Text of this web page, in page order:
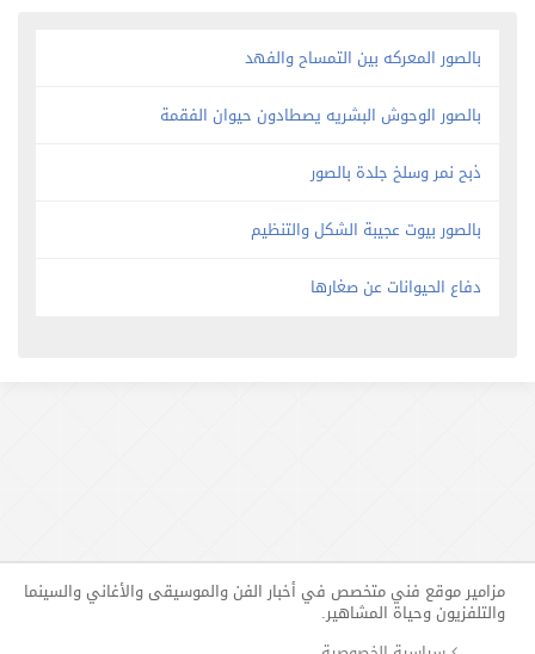
بالصور المعركه بين التمساح والفهد
بالصور الوحوش البشريه يصطادون حيوان الفقمة
ذبح نمر وسلخ جلدة بالصور
بالصور بيوت عجيبة الشكل والتنظيم
دفاع الحيوانات عن صغارها
مزامير موقع فني متخصص في أخبار الفن والموسيقى والأغاني والسينما
والتلفزيون وحياة المشاهير.